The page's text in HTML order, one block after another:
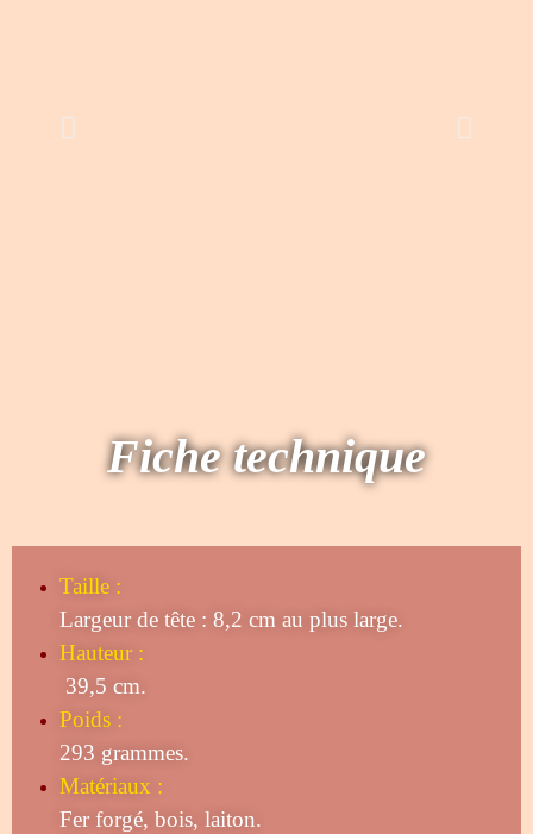
Fiche technique
Taille :
Largeur de tête : 8,2 cm au plus large.
Hauteur :
39,5 cm.
Poids :
293 grammes.
Matériaux :
Fer forgé, bois, laiton.